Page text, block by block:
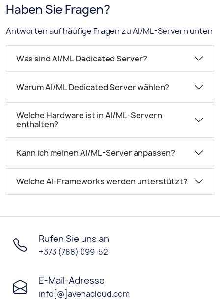
Haben Sie Fragen?
Antworten auf häufige Fragen zu AI/ML-Servern unten
Was sind AI/ML Dedicated Server?
Warum AI/ML Dedicated Server wählen?
Welche Hardware ist in AI/ML-Servern
enthalten?
Kann ich meinen AI/ML-Server anpassen?
Welche AI-Frameworks werden unterstützt?
Rufen Sie uns an
+373 (788) 099-52
E-Mail-Adresse
info[@]avenacloud.com